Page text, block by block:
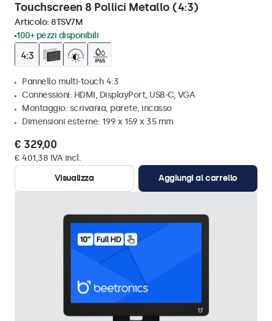
Touchscreen 8 Pollici Metallo (4:3)
Articolo: 8TSV7M
100+ pezzi disponibili
Pannello multi-touch 4:3
Connessioni: HDMI, DisplayPort, USB-C, VGA
Montaggio: scrivania, parete, incasso
Dimensioni esterne: 199 x 159 x 35 mm
€ 329,00
€ 401,38 IVA incl.
Visualizza
Aggiungi al carrello